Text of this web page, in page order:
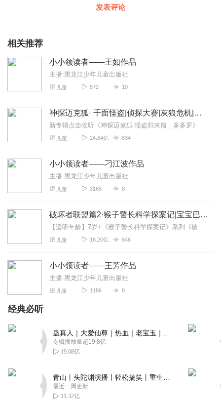
发表评论
相关推荐
小小领读者——王如作品
主播:黑龙江少年儿童出版社
儿童 572 10
神探迈克狐· 千面怪盗|侦探大赛|灰狼危机|多多罗
新专辑点击收听《神探迈克狐·怪盗归来篇｜多多罗》！！！>>>点击进入主播橱窗购买《神探迈克狐》系列图书吧!<<<多多罗故事【点击前往】收听多多罗其他好玩有趣的故...
儿童 24.64亿 834
小小领读者——刁江波作品
主播:黑龙江少年儿童出版社
儿童 3165 8
破坏者联盟篇2·猴子警长科学探案记|宝宝巴士故事
【适听年龄】7岁+《猴子警长科学探案记》系列《破坏者联盟篇1·猴子警长科学探案记》>>>《破坏者联盟篇2·猴子警长科学探案记》>>>《破坏者联盟篇3·猴子警长科...
儿童 16.20亿 846
小小领读者——王芳作品
主播:黑龙江少年儿童出版社
儿童 1186 8
经典必听
专辑播放量超19.8亿
19.08亿
最近一周更新
11.32亿